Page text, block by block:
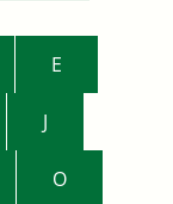
E
J
O